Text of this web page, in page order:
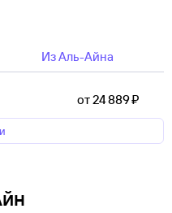
Из Аль-Айна
от 24 ⁠889 ⁠₽